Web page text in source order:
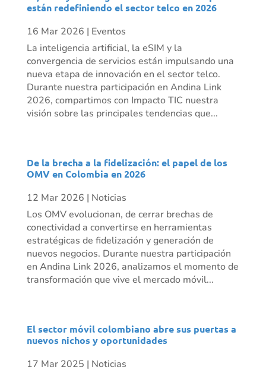
están redefiniendo el sector telco en 2026
16 Mar 2026 | Eventos
La inteligencia artificial, la eSIM y la
convergencia de servicios están impulsando una
nueva etapa de innovación en el sector telco.
Durante nuestra participación en Andina Link
2026, compartimos con Impacto TIC nuestra
visión sobre las principales tendencias que...
De la brecha a la fidelización: el papel de los
OMV en Colombia en 2026
12 Mar 2026 | Noticias
Los OMV evolucionan, de cerrar brechas de
conectividad a convertirse en herramientas
estratégicas de fidelización y generación de
nuevos negocios. Durante nuestra participación
en Andina Link 2026, analizamos el momento de
transformación que vive el mercado móvil...
El sector móvil colombiano abre sus puertas a
nuevos nichos y oportunidades
17 Mar 2025 | Noticias